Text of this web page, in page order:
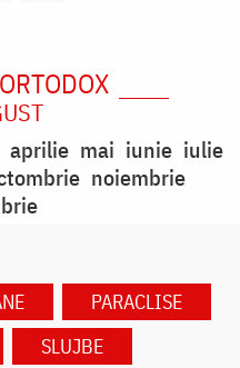
aprilie mai iunie iulie
noiembrie
PARACLISE
SLUJBE